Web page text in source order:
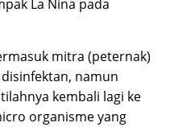
La Nina pada
mitra (peternak)
namun
kembali lagi ke
organisme yang